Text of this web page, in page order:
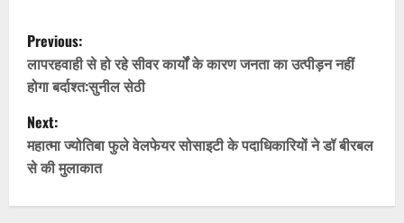
P
o
s
t
n
Previous:
लापरहवाही से हो रहे सीवर कार्यों के कारण जनता का उत्पीड़न नहीं
होगा बर्दाश्त:सुनील सेठी
Next:
महात्मा ज्योतिबा फुले वेलफेयर सोसाइटी के पदाधिकारियों ने डॉ बीरबल
से की मुलाकात